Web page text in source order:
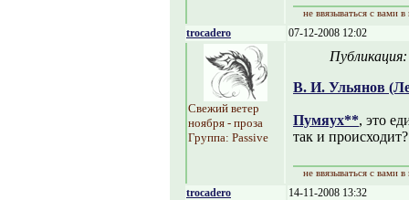
не ввязываться с вами
trocadero 07-12-2008 12:02
Свежий ветер
ноября - проза
Группа: Passive
В. И. Ульянов
Пумяух**, это
так и происходит?
не ввязываться с вами
trocadero 14-11-2008 13:32